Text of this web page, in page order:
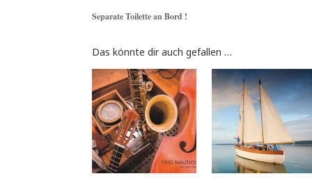
Separate Toilette an Bord !
Das könnte dir auch gefallen …